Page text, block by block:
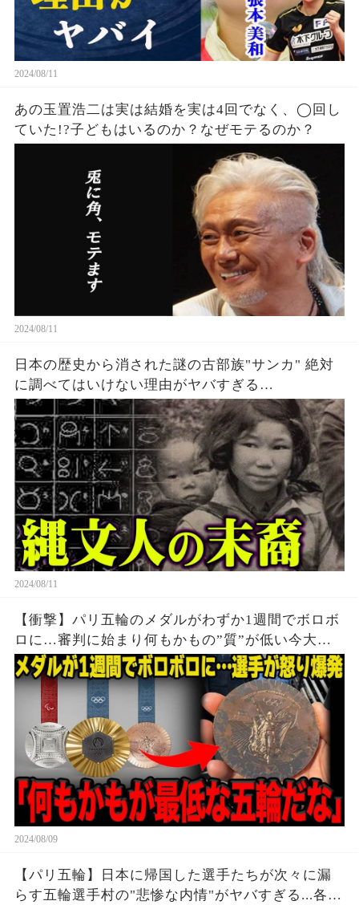
2024/08/11
あの玉置浩二は実は結婚を実は4回でなく、◯回し
ていた!?子どもはいるのか？なぜモテるのか？
2024/08/11
日本の歴史から消された謎の古部族"サンカ" 絶対
に調べてはいけない理由がヤバすぎる…
2024/08/11
【衝撃】パリ五輪のメダルがわずか1週間でボロボ
ロに…審判に始まり何もかもの”質”が低い今大会
に世界中から批判殺到…メダルの価値暴落で選手
達から怒りの声が止まらない…
2024/08/09
【パリ五輪】日本に帰国した選手たちが次々に漏
らす五輪選手村の"悲惨な内情"がヤバすぎる...各国